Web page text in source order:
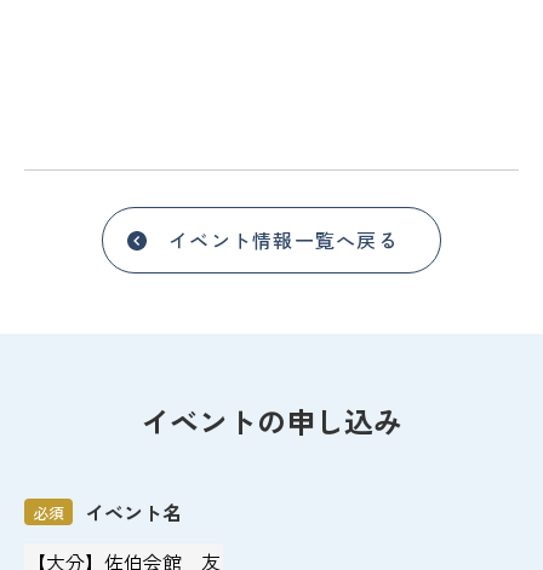
イベント情報一覧へ戻る
イベントの申し込み
イベント名
必須